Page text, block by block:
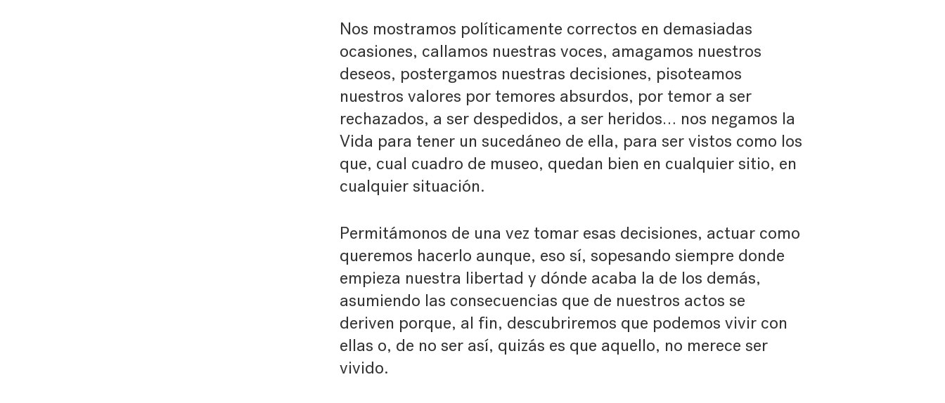
Nos mostramos políticamente correctos en demasiadas
ocasiones, callamos nuestras voces, amagamos nuestros
deseos, postergamos nuestras decisiones, pisoteamos
nuestros valores por temores absurdos, por temor a ser
rechazados, a ser despedidos, a ser heridos… nos negamos la
Vida para tener un sucedáneo de ella, para ser vistos como los
que, cual cuadro de museo, quedan bien en cualquier sitio, en
cualquier situación.
Permitámonos de una vez tomar esas decisiones, actuar como
queremos hacerlo aunque, eso sí, sopesando siempre donde
empieza nuestra libertad y dónde acaba la de los demás,
asumiendo las consecuencias que de nuestros actos se
deriven porque, al fin, descubriremos que podemos vivir con
ellas o, de no ser así, quizás es que aquello, no merece ser
vivido.